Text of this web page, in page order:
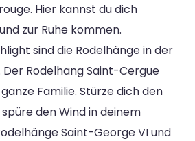
Hier kannst du dich
zur Ruhe kommen.
sind die Rodelhänge in der
Der Rodelhang Saint-Cergue
Familie. Stürze dich den
den Wind in deinem
Saint-George VI und